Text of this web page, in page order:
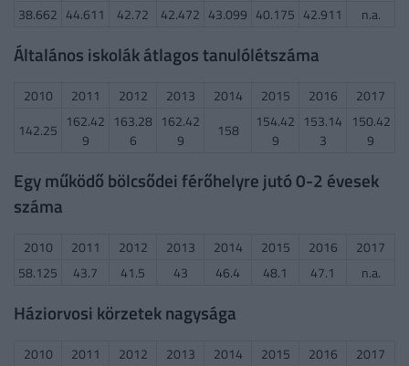
38.662 44.611 42.72 42.472 43.099 40.175 42.911 n.a.
Általános iskolák átlagos tanulólétszáma
2010 2011 2012 2013 2014 2015 2016
2017
142.25 162.42
9
163.28
6
162.42
9
158
154.42
9
153.14
3
150.42
9
Egy működő bölcsődei férőhelyre jutó 0-2 évesek
száma
2010 2011 2012 2013 2014 2015 2016
2017
58.125
43.7 41.5 43 46.4 48.1 47.1 n.a.
Háziorvosi körzetek nagysága
2010 2011 2012 2013 2014 2015 2016
2017